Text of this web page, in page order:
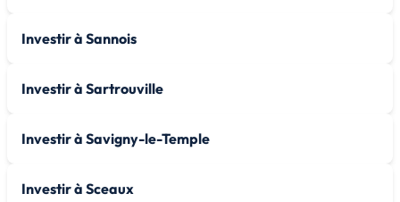
Investir à Sannois
Investir à Sartrouville
Investir à Savigny-le-Temple
Investir à Sceaux